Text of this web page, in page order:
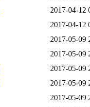
2017-04-12
2017-04-12
2017-05-09
2017-05-09
2017-05-09
2017-05-09
2017-05-09